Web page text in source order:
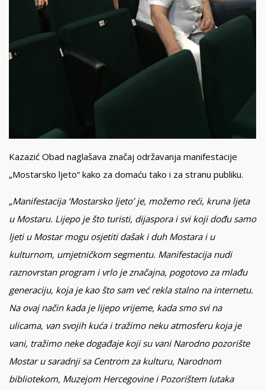
Kazazić Obad naglašava značaj održavanja manifestacije
„Mostarsko ljeto“ kako za domaću tako i za stranu publiku.
„Manifestacija ‘Mostarsko ljeto’ je, možemo reći, kruna ljeta
u Mostaru. Lijepo je što turisti, dijaspora i svi koji dođu samo
ljeti u Mostar mogu osjetiti dašak i duh Mostara i u
kulturnom, umjetničkom segmentu. Manifestacija nudi
raznovrstan program i vrlo je značajna, pogotovo za mlađu
generaciju, koja je kao što sam već rekla stalno na internetu.
Na ovaj način kada je lijepo vrijeme, kada smo svi na
ulicama, van svojih kuća i tražimo neku atmosferu koja je
vani, tražimo neke događaje koji su vani Narodno pozorište
Mostar u saradnji sa Centrom za kulturu, Narodnom
bibliotekom, Muzejom Hercegovine i Pozorištem lutaka